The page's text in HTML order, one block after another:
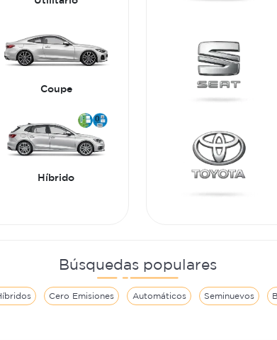
Coupe
Híbrido
Búsquedas populares
Cero Emisiones Automáticos Seminuevos